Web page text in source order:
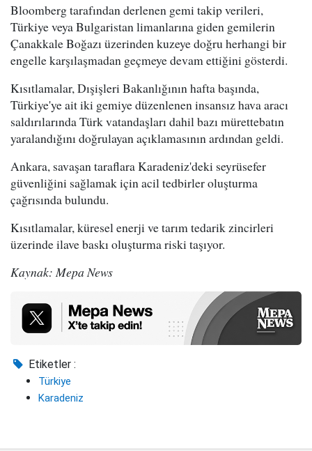
Bloomberg tarafından derlenen gemi takip verileri,
Türkiye veya Bulgaristan limanlarına giden gemilerin
Çanakkale Boğazı üzerinden kuzeye doğru herhangi bir
engelle karşılaşmadan geçmeye devam ettiğini gösterdi.
Kısıtlamalar, Dışişleri Bakanlığının hafta başında,
Türkiye'ye ait iki gemiye düzenlenen insansız hava aracı
saldırılarında Türk vatandaşları dahil bazı mürettebatın
yaralandığını doğrulayan açıklamasının ardından geldi.
Ankara, savaşan taraflara Karadeniz'deki seyrüsefer
güvenliğini sağlamak için acil tedbirler oluşturma
çağrısında bulundu.
Kısıtlamalar, küresel enerji ve tarım tedarik zincirleri
üzerinde ilave baskı oluşturma riski taşıyor.
Kaynak: Mepa News
Etiketler :
Türkiye
Karadeniz